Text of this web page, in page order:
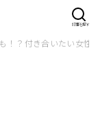
！？付き合いたい女性